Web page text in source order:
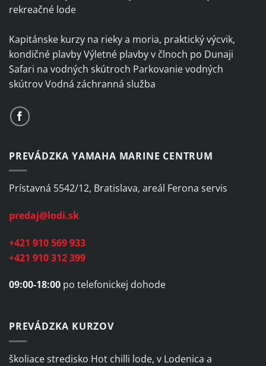
rekreačné lode
Kapitánske kurzy na rieky a moria, praktický výcvik,
kondičné plavby Výletné plavby v člnoch po Dunaji
Safari na vodných skútroch Parkovanie vodných
skútrov Vodná záchranná služba
PREVÁDZKA YAMAHA MARINE CENTRUM
Prístavná 5542/12, Bratislava, areál Ferona servis
predaj@lodi.sk
+421 910 569 933
+421 910 312 399
09:00-18:00 po telefonickej dohode
PREVÁDZKA KURZOV
školiace stredisko Hot chilli lode, v Lodenica a